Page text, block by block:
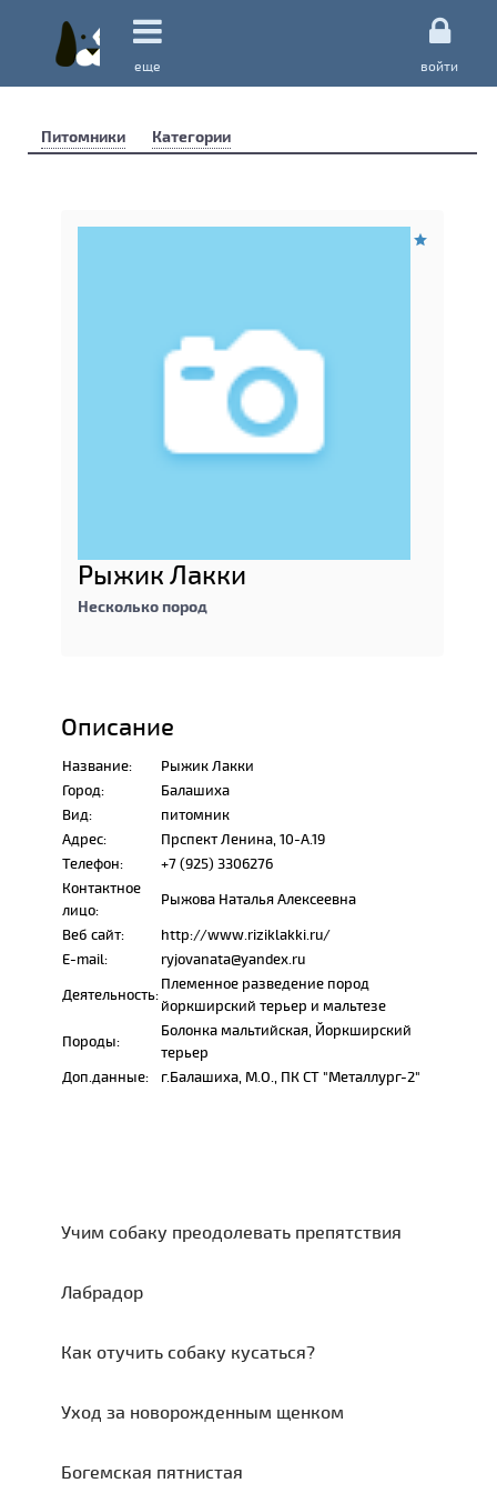
еще войти
Питомники Категории
Рыжик Лакки
Несколько пород
Описание
Название:
Рыжик Лакки
Город:
Балашиха
Вид:
питомник
Адрес:
Прспект Ленина, 10-А.19
Телефон:
+7 (925) 3306276
Контактное
лицо:
Рыжова Наталья Алексеевна
Веб сайт:
http://www.riziklakki.ru/
E-mail:
ryjovanata@yandex.ru
Деятельность:
Племенное разведение пород
йоркширский терьер и мальтезе
Породы:
Болонка мальтийская, Йоркширский
терьер
Доп.данные:
г.Балашиха, М.О., ПК СТ "Металлург-2"
Учим собаку преодолевать препятствия
Лабрадор
Как отучить собаку кусаться?
Уход за новорожденным щенком
Богемская пятнистая